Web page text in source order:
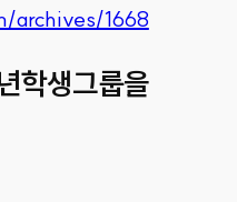
archives/1668
학생그룹을